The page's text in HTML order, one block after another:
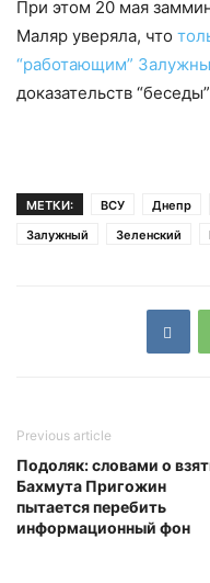
При этом 20 мая
Маляр уверяла, что
“работающим”
доказательств
МЕТКИ: ВСУ Днепр
Залужный
Зеленский
Previous article
Подоляк: словами о
Бахмута Пригожин
пытается перебить
информационный фон